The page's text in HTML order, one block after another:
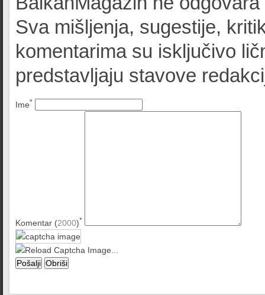
Sva mišljenja, sugestije,
komentarima su isključivo
predstavljaju stavove
Ime*
Komentar (2000)*